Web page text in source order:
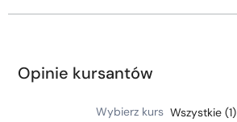
Opinie kursantów
Wybierz kurs Wszystkie (1)